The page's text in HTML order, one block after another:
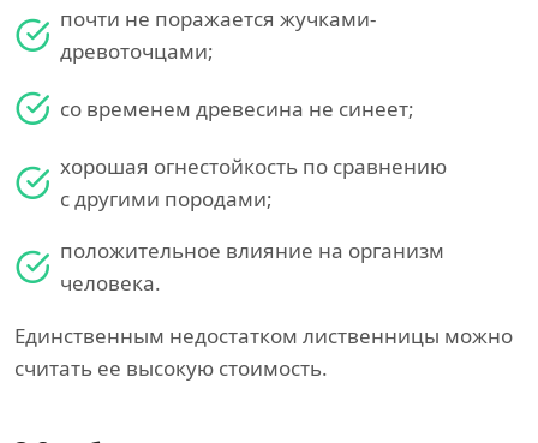
почти не поражается жучками-
древоточцами;
со временем древесина не синеет;
хорошая огнестойкость по сравнению
с другими породами;
положительное влияние на организм
человека.
Единственным недостатком лиственницы можно
считать ее высокую стоимость.